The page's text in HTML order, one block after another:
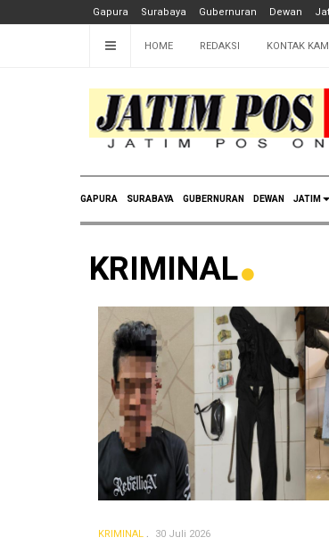
Gapura Surabaya Gubernuran Dewan
HOME REDAKSI KONTAK
GAPURA SURABAYA GUBERNURAN DEWAN JATIM
KRIMINAL
KRIMINAL 30 Juli 2026